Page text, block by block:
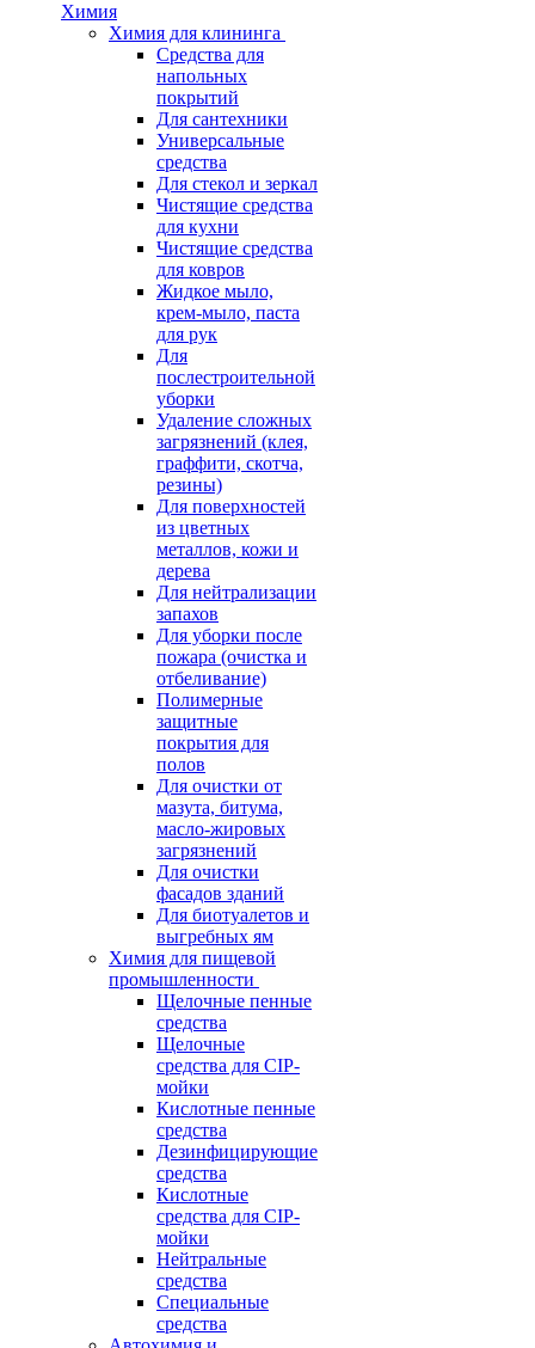
Химия
Химия для клининга
Средства для
напольных
покрытий
Для сантехники
Универсальные
средства
Для стекол и зеркал
Чистящие средства
для кухни
Чистящие средства
для ковров
Жидкое мыло,
крем-мыло, паста
для рук
Для
послестроительной
уборки
Удаление сложных
загрязнений (клея,
граффити, скотча,
резины)
Для поверхностей
из цветных
металлов, кожи и
дерева
Для нейтрализации
запахов
Для уборки после
пожара (очистка и
отбеливание)
Полимерные
защитные
покрытия для
полов
Для очистки от
мазута, битума,
масло-жировых
загрязнений
Для очистки
фасадов зданий
Для биотуалетов и
выгребных ям
Химия для пищевой
промышленности
Щелочные пенные
средства
Щелочные
средства для CIP-
мойки
Кислотные пенные
средства
Дезинфицирующие
средства
Кислотные
средства для CIP-
мойки
Нейтральные
средства
Специальные
средства